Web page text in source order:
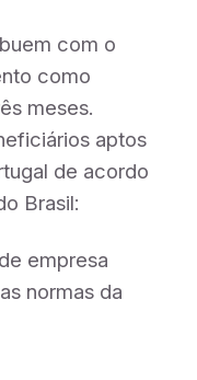
com o
como
meses.
aptos
de acordo
Brasil:
empresa
normas da